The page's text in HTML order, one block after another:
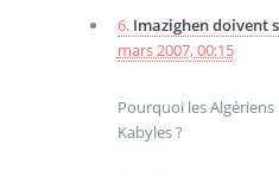
6. Imazighen doivent
mars 2007, 00:15
Pourquoi les
Kabyles ?